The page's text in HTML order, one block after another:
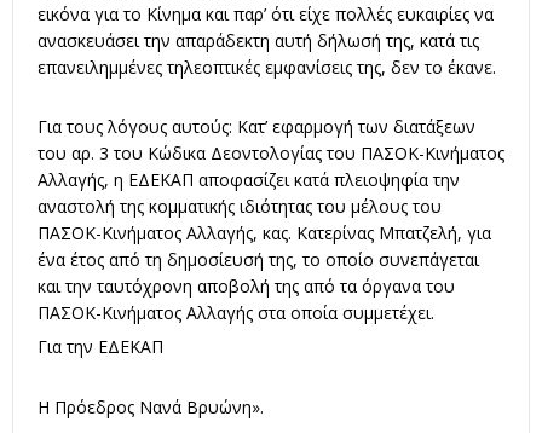
εικόνα για το Κίνημα και παρ’ ότι είχε πολλές ευκαιρίες να
ανασκευάσει την απαράδεκτη αυτή δήλωσή της, κατά τις
επανειλημμένες τηλεοπτικές εμφανίσεις της, δεν το έκανε.
Για τους λόγους αυτούς: Κατ’ εφαρμογή των διατάξεων
του αρ. 3 του Κώδικα Δεοντολογίας του ΠΑΣΟΚ-Κινήματος
Αλλαγής, η ΕΔΕΚΑΠ αποφασίζει κατά πλειοψηφία την
αναστολή της κομματικής ιδιότητας του μέλους του
ΠΑΣΟΚ-Κινήματος Αλλαγής, κας. Κατερίνας Μπατζελή, για
ένα έτος από τη δημοσίευσή της, το οποίο συνεπάγεται
και την ταυτόχρονη αποβολή της από τα όργανα του
ΠΑΣΟΚ-Κινήματος Αλλαγής στα οποία συμμετέχει.
Για την ΕΔΕΚΑΠ
Η Πρόεδρος Νανά Βρυώνη».